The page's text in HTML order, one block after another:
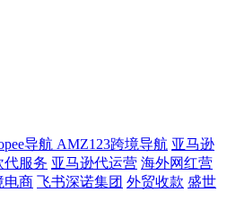
导航 AMZ123跨境导航 亚马逊
代服务 亚马逊代运营 海外网红营
电商 飞书深诺集团 外贸收款 盛世